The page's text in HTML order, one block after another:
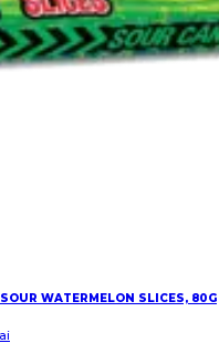
WATERMELON SLICES, 80G